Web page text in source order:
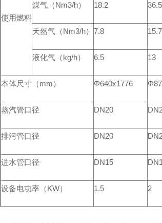
使用燃料
煤气（Nm3/h） 18.2 36.5
天然气（Nm3/h） 7.8 15.7
液化气（kg/h） 6.5 13
本体尺寸（mm） Φ640x1776
蒸汽管口径 DN20
排污管口径 DN20
进水管口径 DN15
设备电功率（KW） 1.5 2